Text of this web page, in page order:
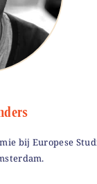
bij Europese